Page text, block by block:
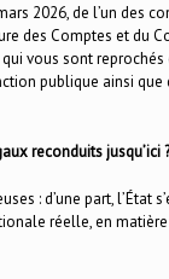
2026, de l’un des
des Comptes et du
vous sont
publique ainsi que
reconduits jusqu’ici ?
: d’une part, l’État
réelle, en